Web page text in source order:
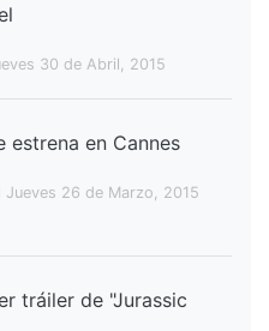
30 de Abril, 2015
estrena en Cannes
Jueves 26 de Marzo, 2015
tráiler de "Jurassic